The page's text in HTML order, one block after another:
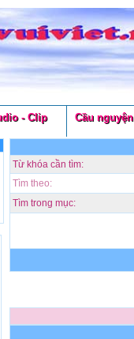
- Clip Cầu nguyện
Từ khóa cần tìm:
Tìm theo:
Tìm trong mục: